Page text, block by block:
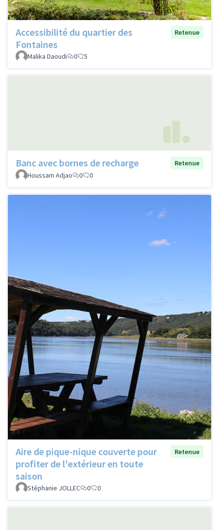
Accessibilité du quartier des
Fontaines
Retenue
Malika Daoudi 0 5
Banc avec bornes de recharge
Retenue
Houssam Adjao
0 0
Aire de pique-nique couverte pour
profiter de l'extérieur en toute
saison
Retenue
Stéphanie JOLLEC 0 0